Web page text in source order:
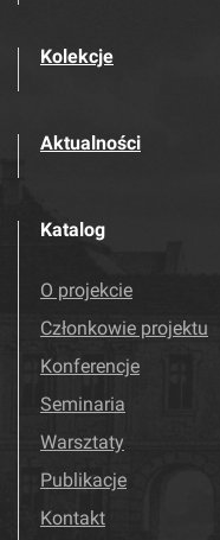
Kolekcje
Aktualności
Katalog
O projekcie
Członkowie projektu
Konferencje
Seminaria
Warsztaty
Publikacje
Kontakt